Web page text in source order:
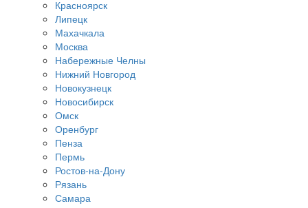
Красноярск
Липецк
Махачкала
Москва
Набережные Челны
Нижний Новгород
Новокузнецк
Новосибирск
Омск
Оренбург
Пенза
Пермь
Ростов-на-Дону
Рязань
Самара